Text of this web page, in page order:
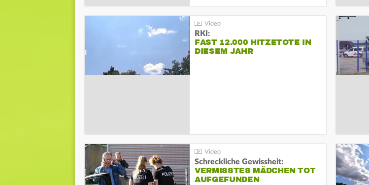
RKI:
FAST 12.000 HITZETOTE IN
DIESEM JAHR
Schreckliche Gewissheit:
VERMISSTES MÄDCHEN TOT
AUFGEFUNDEN